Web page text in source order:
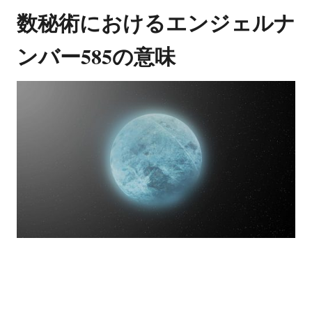
数秘術におけるエンジェルナ
ンバー585の意味